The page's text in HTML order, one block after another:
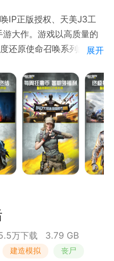
IP正版授权、天美J3工
大作。游戏以高质量的
还原使命召唤系列的经典
是独一无二的“英雄”存
，枪械diy制定自己喜欢
乱斗：新融合技能！强化
：激爽纯粹的战斗！在重
领目标点，率先达到指定
一个电击棒，对范围内的
削弱，BP50增强！
展开
万下载 3.79 GB
建造模拟 丧尸